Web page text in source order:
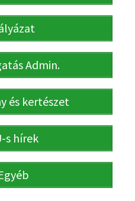
Admin.
és kertészet
s hírek